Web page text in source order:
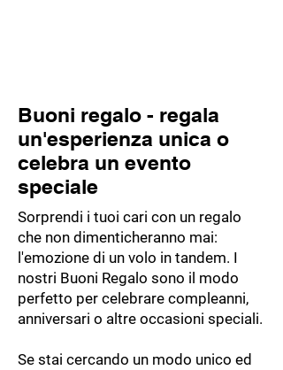
Buoni regalo - regala
un'esperienza unica o
celebra un evento
speciale
Sorprendi i tuoi cari con un regalo
che non dimenticheranno mai:
l'emozione di un volo in tandem. I
nostri Buoni Regalo sono il modo
perfetto per celebrare compleanni,
anniversari o altre occasioni speciali.
Se stai cercando un modo unico ed